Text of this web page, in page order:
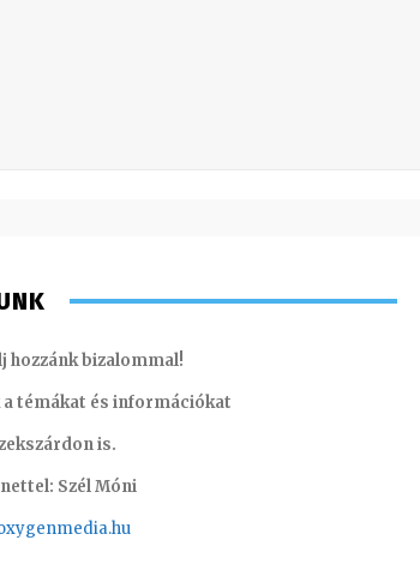
hozzánk bizalommal!
a témákat és információkat
is.
Szél Móni